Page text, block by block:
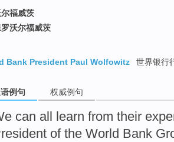
福威茨
沃尔福威茨
Bank President Paul Wolfowitz
世界银行
例句 权威例句
can all learn from their
of the World Bank